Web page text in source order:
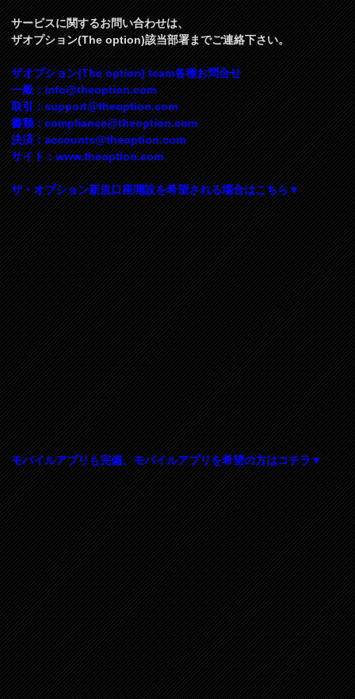
サービスに関するお問い合わせは、
ザオプション(The option)該当部署までご連絡下さい。
ザオプション(The option) team各種お問合せ
一般：info@theoption.com
取引：support@theoption.com
書類：compliance@theoption.com
決済：accounts@theoption.com
サイト：www.theoption.com
ザ・オプション新規口座開設を希望される場合はこちら▼
モバイルアプリも完備、モバイルアプリを希望の方はコチラ▼